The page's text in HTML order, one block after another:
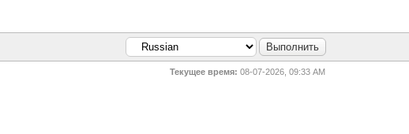
Текущее время: 08-07-2026, 09:33 AM